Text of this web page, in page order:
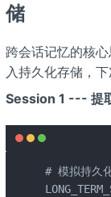
储
跨会话记忆的核
入持久化存储，
Session 1 --- 提
# 模拟持久